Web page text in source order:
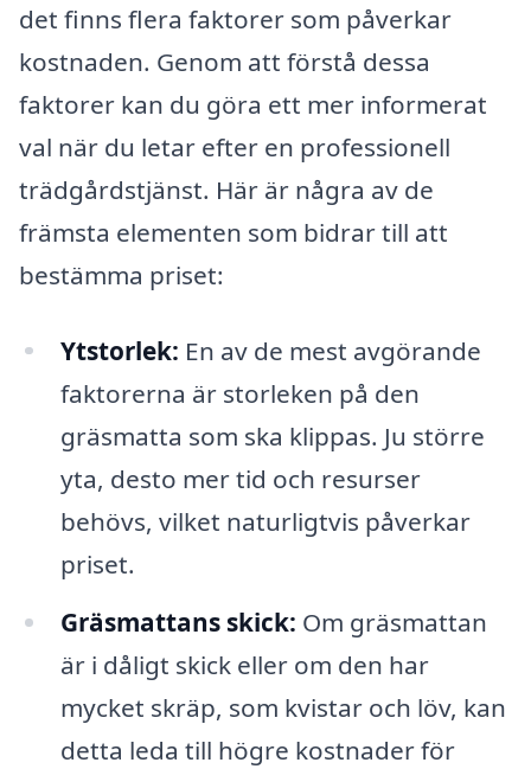
det finns flera faktorer som påverkar
kostnaden. Genom att förstå dessa
faktorer kan du göra ett mer informerat
val när du letar efter en professionell
trädgårdstjänst. Här är några av de
främsta elementen som bidrar till att
bestämma priset:
Ytstorlek: En av de mest avgörande
faktorerna är storleken på den
gräsmatta som ska klippas. Ju större
yta, desto mer tid och resurser
behövs, vilket naturligtvis påverkar
priset.
Gräsmattans skick: Om gräsmattan
är i dåligt skick eller om den har
mycket skräp, som kvistar och löv, kan
detta leda till högre kostnader för